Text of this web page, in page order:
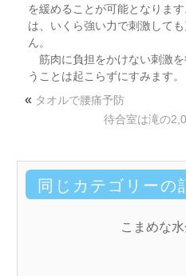
を緩めることが可能となりま
は、いくら強い力で刺激して
ん。
筋肉に負担をかけない刺激
うことは起こらずにすみます。
« タオルで腰痛予防
待合室は滝の
同じカテゴリーの
こまめな